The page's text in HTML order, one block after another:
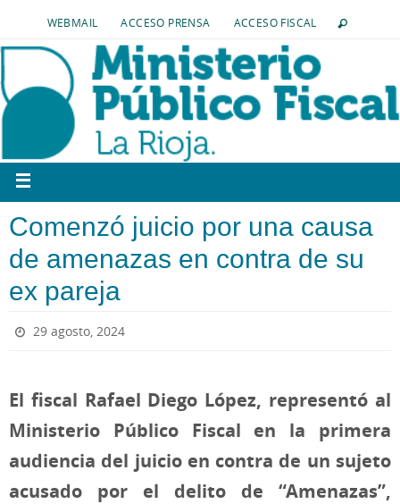
WEBMAIL ACCESO PRENSA ACCESO FISCAL
Comenzó juicio por una causa
de amenazas en contra de su
ex pareja
29 agosto, 2024
El fiscal Rafael Diego López, representó al
Ministerio Público Fiscal en la primera
audiencia del juicio en contra de un sujeto
acusado por el delito de “Amenazas”,